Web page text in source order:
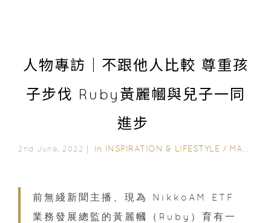
人物專訪｜不跟他人比較 尊重孩
子步伐 Ruby黃麗幗與兒子一同
進步
2nd June, 2022｜ In INSPIRATION & LIFESTYLE / MAMASHINES
前無綫新聞主播、現為 NikkoAM ETF
業務發展總監的黃麗幗（Ruby）育有一